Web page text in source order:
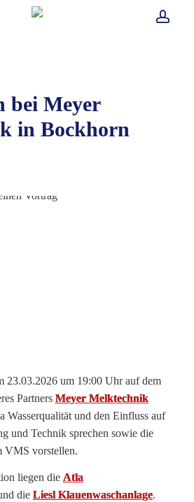
bei Meyer
in Bockhorn
23.03.2026 um 19:00 Uhr auf dem
Partners Meyer Melktechnik
Wasserqualität und den Einfluss auf
und Technik sprechen sowie die
VMS vorstellen.
liegen die Atla
die Liesl Klauenwaschanlage.